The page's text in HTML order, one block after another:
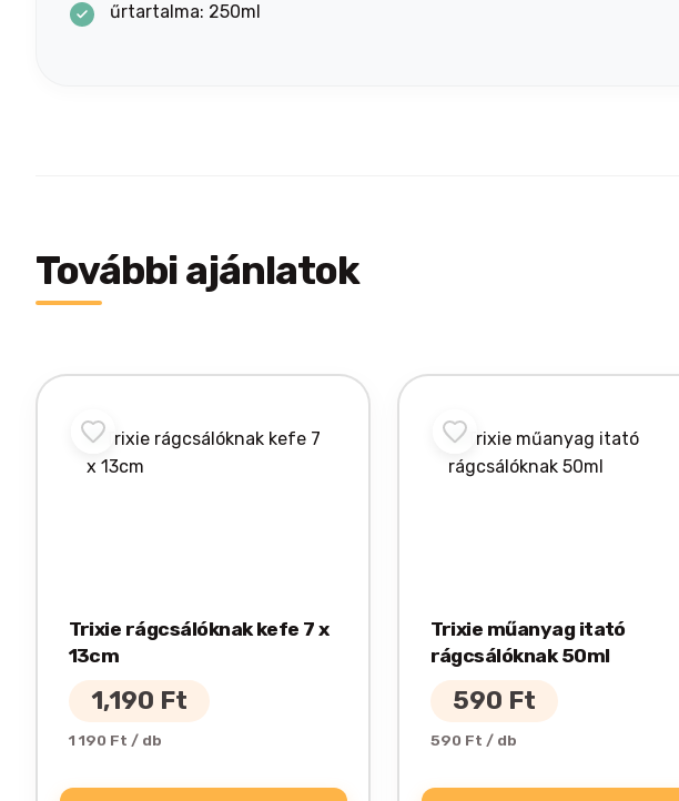
űrtartalma: 250ml
További ajánlatok
Trixie rágcsálóknak kefe 7 x
13cm
1,190 Ft
1 190 Ft / db
Trixie műanyag itató
rágcsálóknak 50ml
590 Ft
590 Ft / db